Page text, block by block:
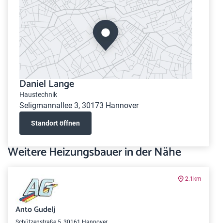
Daniel Lange
Haustechnik
Seligmannallee 3, 30173 Hannover
Standort öffnen
Weitere Heizungsbauer in der Nähe
2.1km
Anto Gudelj